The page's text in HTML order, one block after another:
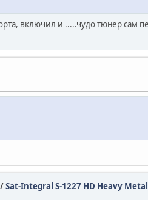
включил и .....чудо тюнер сам
/Sat-Integral S-1227 HD Heavy Metal